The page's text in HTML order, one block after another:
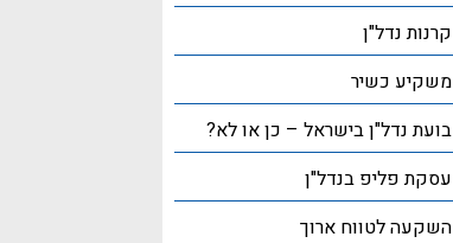
קרנות נדל"ן
משקיע כשיר
בועת נדל"ן בישראל – כן או לא?
עסקת פליפ בנדל"ן
השקעה לטווח ארוך